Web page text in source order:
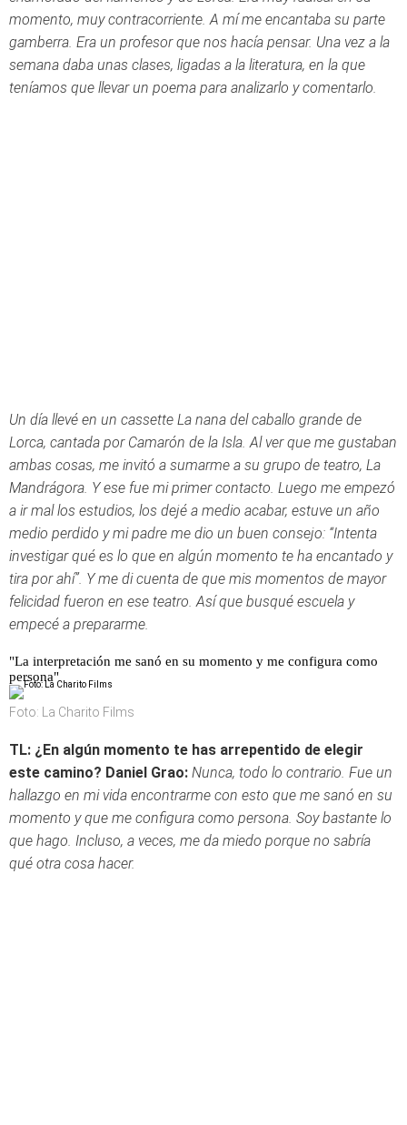
momento, muy contracorriente. A mí me encantaba su parte
gamberra. Era un profesor que nos hacía pensar. Una vez a la
semana daba unas clases, ligadas a la literatura, en la que
teníamos que llevar un poema para analizarlo y comentarlo.
Un día llevé en un cassette La nana del caballo grande de
Lorca, cantada por Camarón de la Isla. Al ver que me gustaban
ambas cosas, me invitó a sumarme a su grupo de teatro, La
Mandrágora. Y ese fue mi primer contacto. Luego me empezó
a ir mal los estudios, los dejé a medio acabar, estuve un año
medio perdido y mi padre me dio un buen consejo: “Intenta
investigar qué es lo que en algún momento te ha encantado y
tira por ahí”. Y me di cuenta de que mis momentos de mayor
felicidad fueron en ese teatro. Así que busqué escuela y
empecé a prepararme.
"La interpretación me sanó en su momento y me configura como
persona"
Foto: La Charito Films
TL: ¿En algún momento te has arrepentido de elegir
este camino? Daniel Grao: Nunca, todo lo contrario. Fue un
hallazgo en mi vida encontrarme con esto que me sanó en su
momento y que me configura como persona. Soy bastante lo
que hago. Incluso, a veces, me da miedo porque no sabría
qué otra cosa hacer.